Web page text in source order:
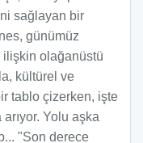
sağlayan bir
günümüz
ilişkin olağanüstü
kültürel ve
tablo çizerken, işte
arıyor. Yolu aşka
"Son derece